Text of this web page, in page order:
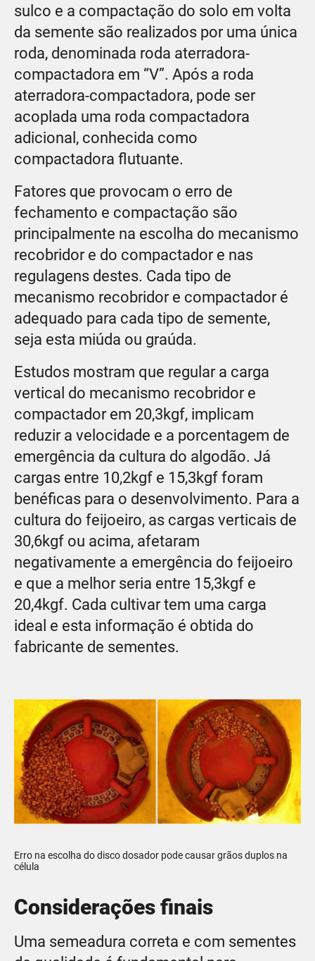
sulco e a compactação do solo em volta
da semente são realizados por uma única
roda, denominada roda aterradora-
compactadora em “V”. Após a roda
aterradora-compactadora, pode ser
acoplada uma roda compactadora
adicional, conhecida como
compactadora flutuante.
Fatores que provocam o erro de
fechamento e compactação são
principalmente na escolha do mecanismo
recobridor e do compactador e nas
regulagens destes. Cada tipo de
mecanismo recobridor e compactador é
adequado para cada tipo de semente,
seja esta miúda ou graúda.
Estudos mostram que regular a carga
vertical do mecanismo recobridor e
compactador em 20,3kgf, implicam
reduzir a velocidade e a porcentagem de
emergência da cultura do algodão. Já
cargas entre 10,2kgf e 15,3kgf foram
benéficas para o desenvolvimento. Para a
cultura do feijoeiro, as cargas verticais de
30,6kgf ou acima, afetaram
negativamente a emergência do feijoeiro
e que a melhor seria entre 15,3kgf e
20,4kgf. Cada cultivar tem uma carga
ideal e esta informação é obtida do
fabricante de sementes.
Erro na escolha do disco dosador pode causar grãos duplos na
célula
Considerações finais
Uma semeadura correta e com sementes